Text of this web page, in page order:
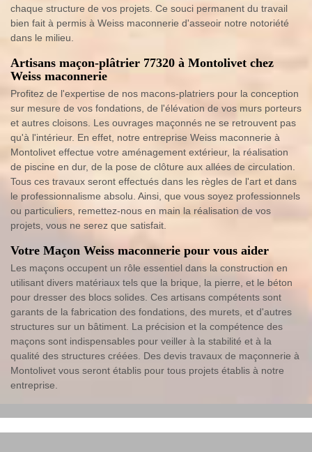
chaque structure de vos projets. Ce souci permanent du travail
bien fait à permis à Weiss maconnerie d'asseoir notre notoriété
dans le milieu.
Artisans maçon-plâtrier 77320 à Montolivet chez
Weiss maconnerie
Profitez de l'expertise de nos macons-platriers pour la conception
sur mesure de vos fondations, de l'élévation de vos murs porteurs
et autres cloisons. Les ouvrages maçonnés ne se retrouvent pas
qu'à l'intérieur. En effet, notre entreprise Weiss maconnerie à
Montolivet effectue votre aménagement extérieur, la réalisation
de piscine en dur, de la pose de clôture aux allées de circulation.
Tous ces travaux seront effectués dans les règles de l'art et dans
le professionnalisme absolu. Ainsi, que vous soyez professionnels
ou particuliers, remettez-nous en main la réalisation de vos
projets, vous ne serez que satisfait.
Votre Maçon Weiss maconnerie pour vous aider
Les maçons occupent un rôle essentiel dans la construction en
utilisant divers matériaux tels que la brique, la pierre, et le béton
pour dresser des blocs solides. Ces artisans compétents sont
garants de la fabrication des fondations, des murets, et d'autres
structures sur un bâtiment. La précision et la compétence des
maçons sont indispensables pour veiller à la stabilité et à la
qualité des structures créées. Des devis travaux de maçonnerie à
Montolivet vous seront établis pour tous projets établis à notre
entreprise.